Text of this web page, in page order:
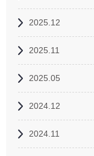
2025.12
2025.11
2025.05
2024.12
2024.11